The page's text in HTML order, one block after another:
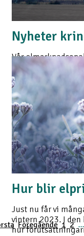
Nyheter
Vår
denna
elmarknaden just
Läs mer
Hur blir
Just nu får vi
vintern 2023. I
hurFöregående 1 2 …